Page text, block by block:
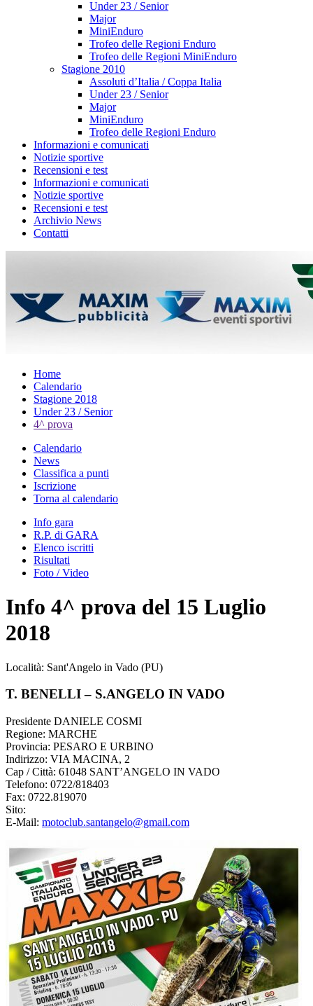
Under 23 / Senior
Major
MiniEnduro
Trofeo delle Regioni Enduro
Trofeo delle Regioni MiniEnduro
Stagione 2010
Assoluti d’Italia / Coppa Italia
Under 23 / Senior
Major
MiniEnduro
Trofeo delle Regioni Enduro
Informazioni e comunicati
Notizie sportive
Recensioni e test
Informazioni e comunicati
Notizie sportive
Recensioni e test
Archivio News
Contatti
Home
Calendario
Stagione 2018
Under 23 / Senior
4^ prova
Calendario
News
Classifica a punti
Iscrizione
Torna al calendario
Info gara
R.P. di GARA
Elenco iscritti
Risultati
Foto / Video
Info 4^ prova del 15 Luglio
2018
Località: Sant'Angelo in Vado (PU)
T. BENELLI – S.ANGELO IN VADO
Presidente DANIELE COSMI
Regione: MARCHE
Provincia: PESARO E URBINO
Indirizzo: VIA MACINA, 2
Cap / Città: 61048 SANT’ANGELO IN VADO
Telefono: 0722/818403
Fax: 0722.819070
Sito:
E-Mail: motoclub.santangelo@gmail.com